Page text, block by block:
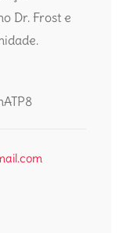
Dr. Frost e